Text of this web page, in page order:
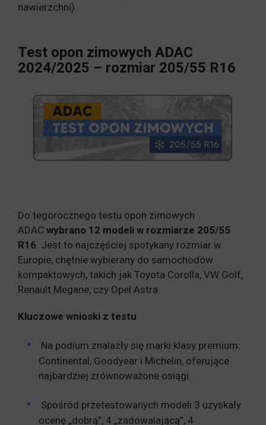
nawierzchni).
Test opon zimowych ADAC
2024/2025 – rozmiar 205/55 R16
Do tegorocznego testu opon zimowych
ADAC wybrano 12 modeli w rozmiarze 205/55
R16. Jest to najczęściej spotykany rozmiar w
Europie, chętnie wybierany do samochodów
kompaktowych, takich jak Toyota Corolla, VW Golf,
Renault Megane, czy Opel Astra.
Kluczowe wnioski z testu
Na podium znalazły się marki klasy premium:
Continental, Goodyear i Michelin, oferujące
najbardziej zrównoważone osiągi.
Spośród przetestowanych modeli 3 uzyskały
ocenę „dobrą”, 4 „zadowalającą”, 4